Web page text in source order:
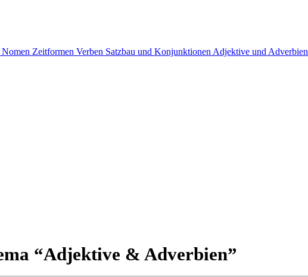
Zeitformen Verben Satzbau und Konjunktionen Adjektive und Adverbien
“Adjektive & Adverbien”